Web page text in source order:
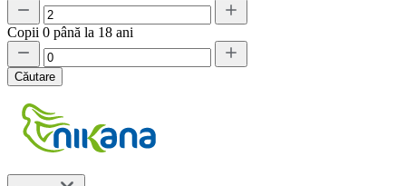
Copii 0 până la 18 ani
Căutare